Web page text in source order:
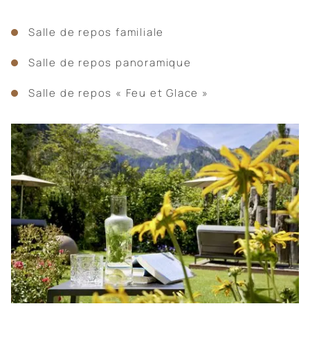
Salle de repos familiale
Salle de repos panoramique
Salle de repos « Feu et Glace »